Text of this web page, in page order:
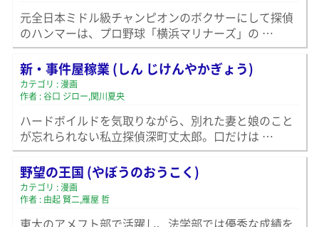
元全日本ミドル級チャンピオンのボクサーにして探偵
のハンマーは、プロ野球「横浜マリナーズ」の …
新・事件屋稼業 (しん じけんやかぎょう)
カテゴリ : 漫画
作者 : 谷口 ジロー,関川夏央
ハードボイルドを気取りながら、別れた妻と娘のこと
が忘れられない私立探偵深町丈太郎。口だけは …
野望の王国 (やぼうのおうこく)
カテゴリ : 漫画
作者 : 由起 賢二,雁屋 哲
東大のアメフト部で活躍し、法学部では優秀な成績を